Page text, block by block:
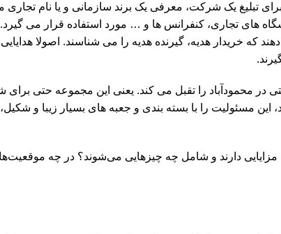
تبلیغ یک شرکت، معرفی یک برند سازمانی و یا نام تجاری
های تجاری، کنفرانس ها و … مورد استفاده قرار می
که خریدار هدیه، گیرنده هدیه را می شناسند. اصولا هدایایی
0 تا 100 سفارش ست مدیریتی در محمودآباد را تقبل می کند. یعنی این مجموعه
مسئولیت را با بسته بندی و جعبه های بسیار زیبا و
دارند و شامل چه چیزهایی می‌شوند؟ در چه